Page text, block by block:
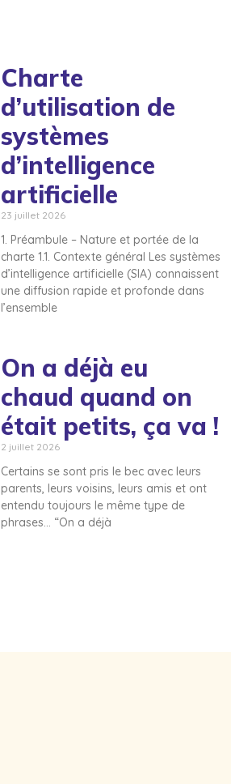
Charte
d’utilisation de
systèmes
d’intelligence
artificielle
23 juillet 2026
1. Préambule – Nature et portée de la
charte 1.1. Contexte général Les systèmes
d’intelligence artificielle (SIA) connaissent
une diffusion rapide et profonde dans
l’ensemble
On a déjà eu
chaud quand on
était petits, ça va !
2 juillet 2026
Certains se sont pris le bec avec leurs
parents, leurs voisins, leurs amis et ont
entendu toujours le même type de
phrases… “On a déjà